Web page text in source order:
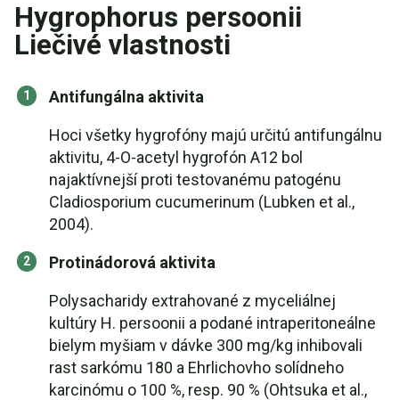
Hygrophorus persoonii
Liečivé vlastnosti
Antifungálna aktivita
Hoci všetky hygrofóny majú určitú antifungálnu
aktivitu, 4-O-acetyl hygrofón A12 bol
najaktívnejší proti testovanému patogénu
Cladiosporium cucumerinum (Lubken et al.,
2004).
Protinádorová aktivita
Polysacharidy extrahované z myceliálnej
kultúry H. persoonii a podané intraperitoneálne
bielym myšiam v dávke 300 mg/kg inhibovali
rast sarkómu 180 a Ehrlichovho solídneho
karcinómu o 100 %, resp. 90 % (Ohtsuka et al.,